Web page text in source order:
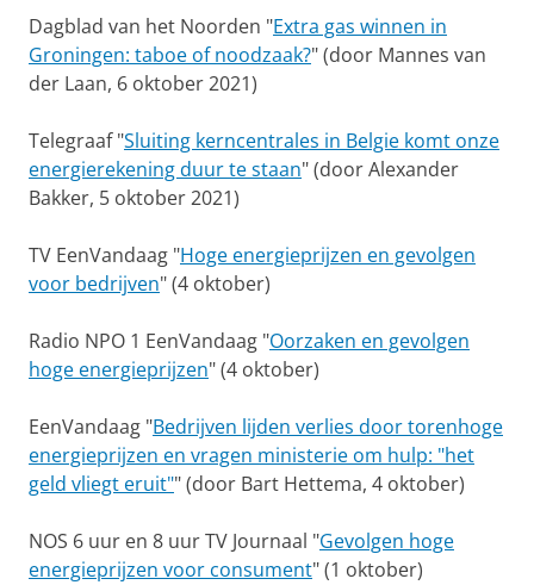
Dagblad van het Noorden "Extra gas winnen in
Groningen: taboe of noodzaak?" (door Mannes van
der Laan, 6 oktober 2021)
Telegraaf "Sluiting kerncentrales in Belgie komt onze
energierekening duur te staan" (door Alexander
Bakker, 5 oktober 2021)
TV EenVandaag "Hoge energieprijzen en gevolgen
voor bedrijven" (4 oktober)
Radio NPO 1 EenVandaag "Oorzaken en gevolgen
hoge energieprijzen" (4 oktober)
EenVandaag "Bedrijven lijden verlies door torenhoge
energieprijzen en vragen ministerie om hulp: "het
geld vliegt eruit"" (door Bart Hettema, 4 oktober)
NOS 6 uur en 8 uur TV Journaal "Gevolgen hoge
energieprijzen voor consument" (1 oktober)